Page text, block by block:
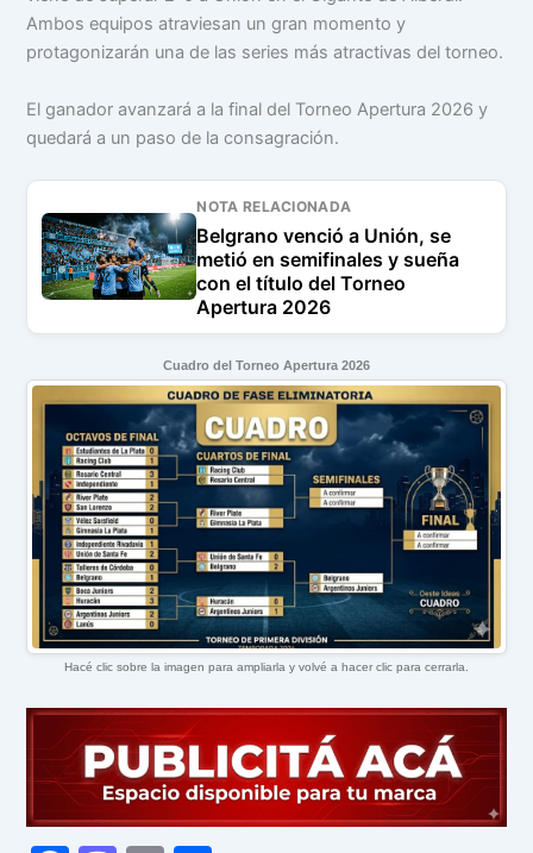
Ambos equipos atraviesan un gran momento y
protagonizarán una de las series más atractivas del torneo.
El ganador avanzará a la final del Torneo Apertura 2026 y
quedará a un paso de la consagración.
NOTA RELACIONADA
Belgrano venció a Unión, se
metió en semifinales y sueña
con el título del Torneo
Apertura 2026
Cuadro del Torneo Apertura 2026
Hacé clic sobre la imagen para ampliarla y volvé a hacer clic para cerrarla.